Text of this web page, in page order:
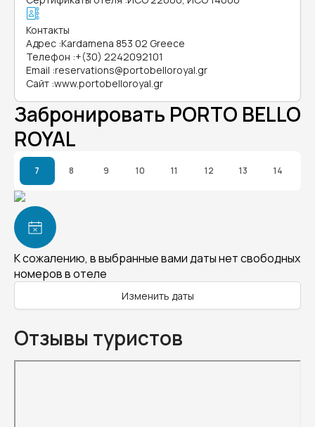
Контакты
Адрес :Kardamena 853 02 Greece
Телефон :+(30) 2242092101
Email :reservations@portobelloroyal.gr
Сайт :www.portobelloroyal.gr
Забронировать PORTO BELLO
ROYAL
7 8 9 10 11 12 13 14
К сожалению, в выбранные вами даты нет свободных
номеров в отеле
Изменить даты
Отзывы туристов